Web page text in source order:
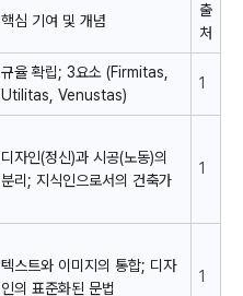
핵심 기여 및 개념
출
처
규율 확립; 3요소 (Firmitas,
Utilitas, Venustas)
1
디자인(정신)과 시공(노동)의
분리; 지식인으로서의 건축가
1
텍스트와 이미지의 통합; 디자
인의 표준화된 문법
1